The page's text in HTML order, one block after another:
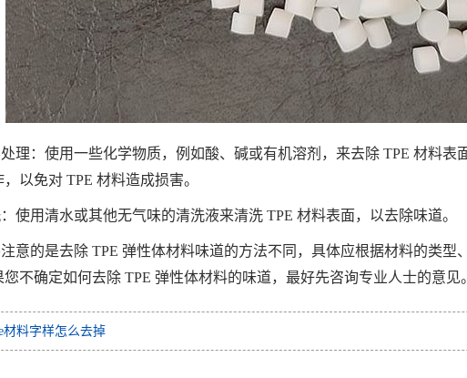
理：使用一些化学物质，例如酸、碱或有机溶剂，来去除 TPE 材料
以免对 TPE 材料造成损害。
使用清水或其他无气味的清洗液来清洗 TPE 材料表面，以去除味道。
意的是去除 TPE 弹性体材料味道的方法不同，具体应根据材料的类型
您不确定如何去除 TPE 弹性体材料的味道，最好先咨询专业人士的意见。
材料字样怎么去掉